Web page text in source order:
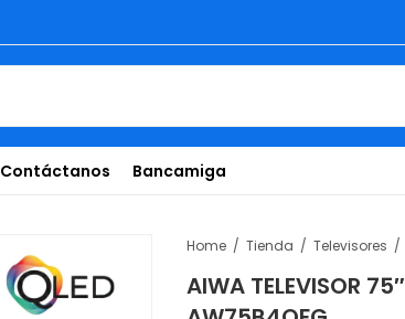
Contáctanos Bancamiga
Home Tienda Televisores
AIWA TELEVISOR